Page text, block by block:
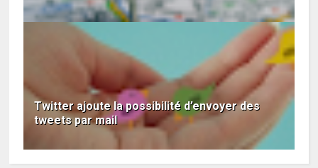
Twitter ajoute la possibilité d’envoyer des
tweets par mail